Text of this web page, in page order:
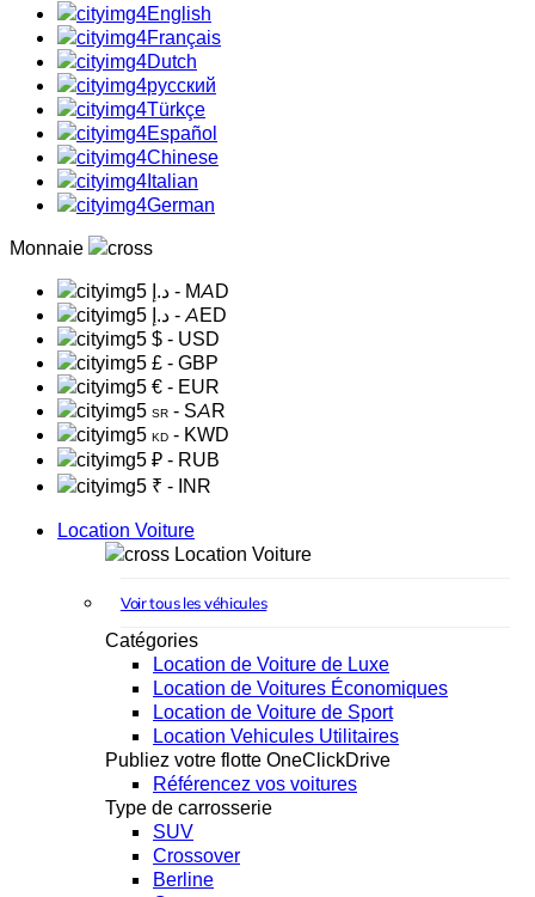
English
Français
Dutch
русский
Türkçe
Español
Chinese
Italian
German
Monnaie
د.إ - MAD
د.إ - AED
$ - USD
£ - GBP
€ - EUR
SR - SAR
KD - KWD
₽ - RUB
₹ - INR
Location Voiture
Location Voiture
Voir tous les véhicules
Catégories
Location de Voiture de Luxe
Location de Voitures Économiques
Location de Voiture de Sport
Location Vehicules Utilitaires
Publiez votre flotte OneClickDrive
Référencez vos voitures
Type de carrosserie
SUV
Crossover
Berline